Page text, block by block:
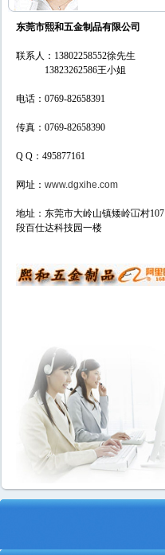
东莞市熙和五金制品有限公司
联系人：13802258552徐先生
13823262586王小姐
电话：0769-82658391
传真：0769-82658390
Q Q：495877161
网址： www.dgxihe.com
地址：东莞市大岭山镇矮岭冚村
段百仕达科技园一楼